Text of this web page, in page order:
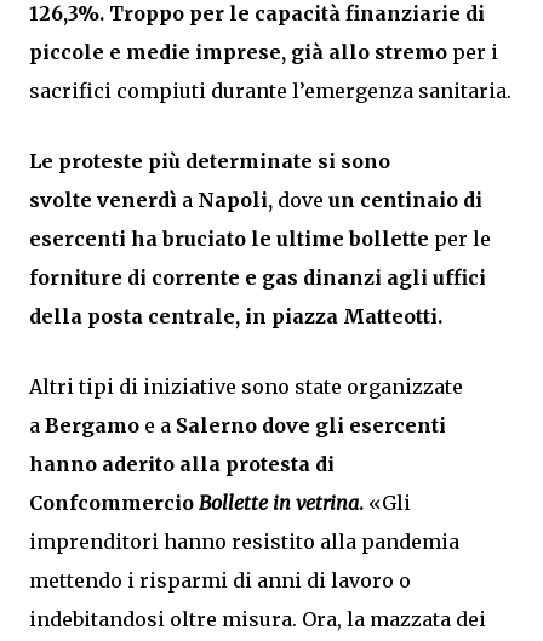
126,3%. Troppo per le capacità finanziarie di
piccole e medie imprese, già allo stremo per i
sacrifici compiuti durante l’emergenza sanitaria.
Le proteste più determinate si sono
svolte venerdì a Napoli, dove un centinaio di
esercenti ha bruciato le ultime bollette per le
forniture di corrente e gas dinanzi agli uffici
della posta centrale, in piazza Matteotti.
Altri tipi di iniziative sono state organizzate
a Bergamo e a Salerno dove gli esercenti
hanno aderito alla protesta di
Confcommercio Bollette in vetrina. «Gli
imprenditori hanno resistito alla pandemia
mettendo i risparmi di anni di lavoro o
indebitandosi oltre misura. Ora, la mazzata dei